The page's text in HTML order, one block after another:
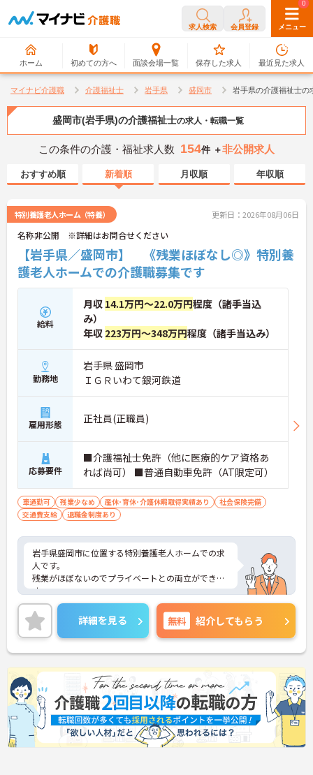
求人検索 会員登録 メニュー
ホーム 初めての方へ 面談会場一覧
0
保存した求人
0
最近見た求人
マイナビ介護職 介護福祉士 岩手県 盛岡市 岩手県の介護福祉士の
盛岡市(岩手県)の介護福祉士の求人・転職一覧
この条件の介護・福祉求人数 154件 ＋非公開求人
おすすめ順 新着順 月収順 年収順
特別養護老人ホーム（特養） 更新日：2026年08月06日
名称非公開 ※詳細はお問合せください
【岩手県／盛岡市】 《残業ほぼなし◎》特別養
護老人ホームでの介護職募集です
給料
月収 14.1万円～22.0万円程度（諸手当込
み）
年収 223万円～348万円程度（諸手当込み）
勤務地
岩手県 盛岡市
ＩＧＲいわて銀河鉄道
雇用形態 正社員(正職員)
応募要件
■介護福祉士免許（他に医療的ケア資格あ
れば尚可） ■普通自動車免許（AT限定可）
車通勤可 残業少なめ 産休･育休･介護休暇取得実績あり
社会保険完備
交通費支給
退職金制度あり
岩手県盛岡市に位置する特別養護老人ホームでの求
人です。
残業がほぼないのでプライベートとの両立ができま
す。
ご興味のある方はお気軽にお問い合わせ下さい。
詳細を見る 無料 紹介してもらう